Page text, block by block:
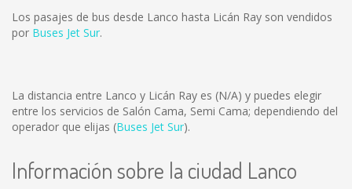
Los pasajes de bus desde Lanco hasta Licán Ray son vendidos
por Buses Jet Sur.
La distancia entre Lanco y Licán Ray es (N/A) y puedes elegir
entre los servicios de Salón Cama, Semi Cama; dependiendo del
operador que elijas (Buses Jet Sur).
Información sobre la ciudad Lanco